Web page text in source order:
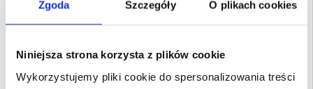
Zgoda Szczegóły O plikach cookies
Niniejsza strona korzysta z plików cookie
Wykorzystujemy pliki cookie do spersonalizowania treści